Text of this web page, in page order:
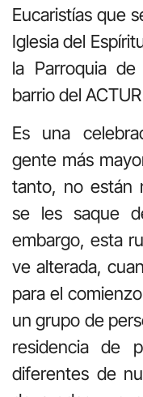
Eucaristías que
Iglesia del
la Parroquia
barrio del
Es una
gente más
tanto, no están
se les saque
embargo, esta
ve alterada,
para el
un grupo de
residencia de
diferentes de